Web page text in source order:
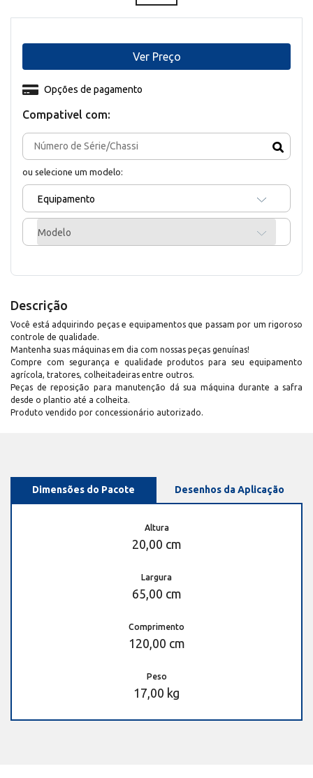
Compativel com:
ou selecione um modelo:
Equipamento
Modelo
Opções de pagamento
Ver Preço
Descrição
Você está adquirindo peças e equipamentos que passam por um rigoroso
controle de qualidade.
Mantenha suas máquinas em dia com nossas peças genuínas!
Compre com segurança e qualidade produtos para seu equipamento
agrícola, tratores, colheitadeiras entre outros.
Peças de reposição para manutenção dá sua máquina durante a safra
desde o plantio até a colheita.
Produto vendido por concessionário autorizado.
Dimensões do Pacote Desenhos da Aplicação
Altura
20,00 cm
Largura
65,00 cm
Comprimento
120,00 cm
Peso
17,00 kg